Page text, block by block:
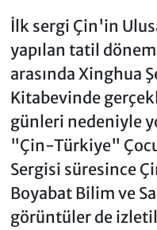
İlk sergi Çin'in
yapılan tatil
arasında Xinghua
Kitabevinde
günleri nedeniyle
"Çin-Türkiye"
Sergisi süresince
Boyabat Bilim ve
görüntüler de